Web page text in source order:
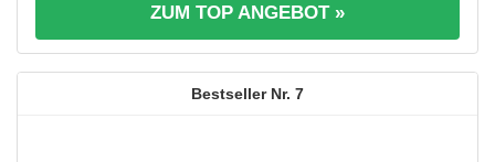
ZUM TOP ANGEBOT »
7